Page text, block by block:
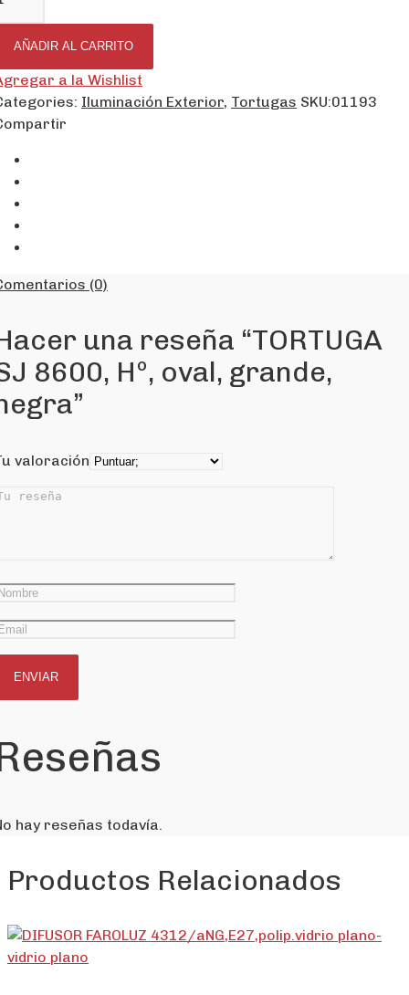
AÑADIR AL CARRITO
a la Wishlist
Iluminación Exterior, Tortugas SKU:01193
(0)
una reseña “TORTUGA
8600, Hº, oval, grande,
valoración
hay reseñas todavía.
Productos Relacionados